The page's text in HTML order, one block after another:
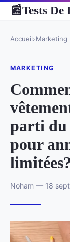
📰Tests De
Accueil›Marketing
MARKETING
parti du
pour
limitées?
Noham — 18